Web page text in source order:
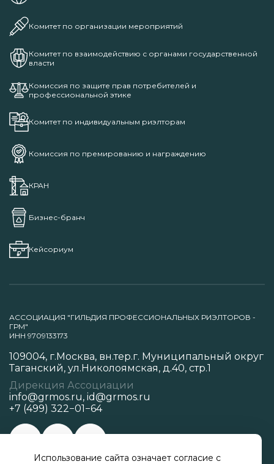
Использование сайта означает согласие с
Комитет по организации мероприятий
Комитет по взаимодействию с органами государственной
власти
Комиссия по защите прав потребителей и
профессиональной этике
Комитет по индивидуальным риэлторам
Комиссия по премированию и награждению
КРАН
Бизнес-бранч
Кейсориум
АССОЦИАЦИЯ "ГИЛЬДИЯ ПРОФЕССИОНАЛЬНЫХ РИЭЛТОРОВ -
ГРМ"
ИНН 9709133173
109004, г.Москва, вн.тер.г. Муниципальный округ
Таганский, ул.Николоямская, д.40, стр.1
Дирекция Ассоциации
info@grmos.ru, id@grmos.ru
+7 (499) 322−01−64